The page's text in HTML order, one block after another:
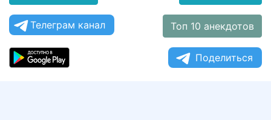
Телеграм канал Топ 10 анекдотов
Поделиться